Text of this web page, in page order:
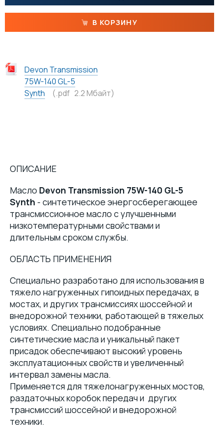
В КОРЗИНУ
Devon Transmission
75W-140 GL-5
Synth
(.pdf 2.2 Mбайт)
ОПИСАНИЕ
Масло Devon Transmission 75W-140 GL-5
Synth - синтетическое энергосберегающее
трансмиссионное масло с улучшенными
низкотемпературными свойствами и
длительным сроком службы.
ОБЛАСТЬ ПРИМЕНЕНИЯ
Специально разработано для использования в
тяжело нагруженных гипоидных передачах, в
мостах, и других трансмиссиях шоссейной и
внедорожной техники, работающей в тяжелых
условиях. Специально подобранные
синтетические масла и уникальный пакет
присадок обеспечивают высокий уровень
эксплуатационных свойств и увеличенный
интервал замены масла.
Применяется для тяжелонагруженных мостов,
раздаточных коробок передач и других
трансмиссий шоссейной и внедорожной
техники.
ПАСТЫ
МАСЛА